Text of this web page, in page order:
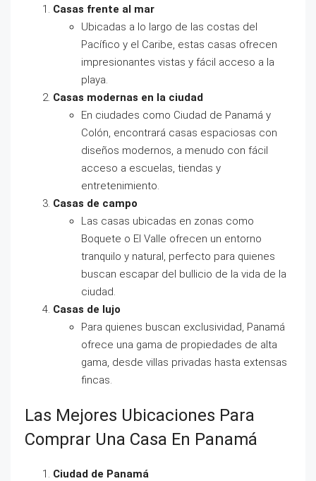
Casas frente al mar
Ubicadas a lo largo de las costas del
Pacífico y el Caribe, estas casas ofrecen
impresionantes vistas y fácil acceso a la
playa.
Casas modernas en la ciudad
En ciudades como Ciudad de Panamá y
Colón, encontrará casas espaciosas con
diseños modernos, a menudo con fácil
acceso a escuelas, tiendas y
entretenimiento.
Casas de campo
Las casas ubicadas en zonas como
Boquete o El Valle ofrecen un entorno
tranquilo y natural, perfecto para quienes
buscan escapar del bullicio de la vida de la
ciudad.
Casas de lujo
Para quienes buscan exclusividad, Panamá
ofrece una gama de propiedades de alta
gama, desde villas privadas hasta extensas
fincas.
Las Mejores Ubicaciones Para
Comprar Una Casa En Panamá
Ciudad de Panamá